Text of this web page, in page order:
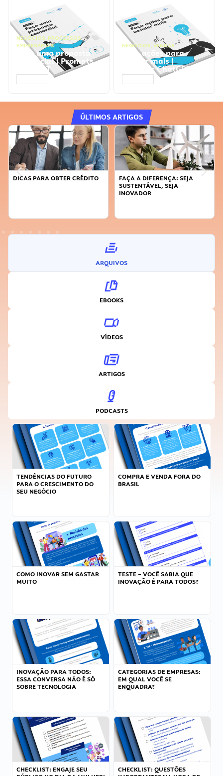
NEGÓCIOS, PROCESSOS
EMPRESARIAIS
Faça uma proposta
comercial | Prompts
ChatGPT
NEGÓCIOS, VENDAS
Faça ações para
vender mais |
Prompts ChatGPT
ÚLTIMOS ARTIGOS
DICAS PARA OBTER CRÉDITO
FAÇA A DIFERENÇA: SEJA
SUSTENTÁVEL, SEJA
INOVADOR
ARQUIVOS
EBOOKS
VÍDEOS
ARTIGOS
PODCASTS
TENDÊNCIAS DO FUTURO
PARA O CRESCIMENTO DO
SEU NEGÓCIO
COMPRA E VENDA FORA DO
BRASIL
COMO INOVAR SEM GASTAR
MUITO
TESTE – VOCÊ SABIA QUE
INOVAÇÃO É PARA TODOS?
INOVAÇÃO PARA TODOS:
ESSA CONVERSA NÃO É SÓ
SOBRE TECNOLOGIA
CATEGORIAS DE EMPRESAS:
EM QUAL VOCÊ SE
ENQUADRA?
CHECKLIST: ENGAJE SEU
CHECKLIST: QUESTÕES